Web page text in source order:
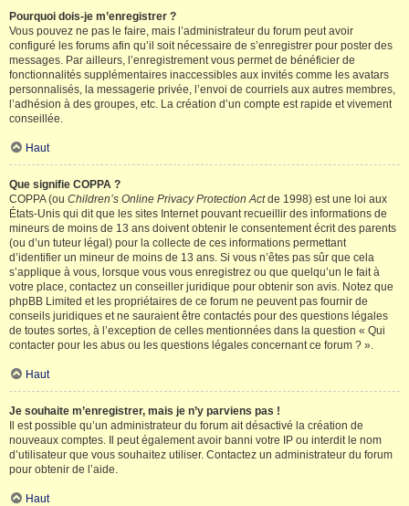
Pourquoi dois-je m’enregistrer ?
Vous pouvez ne pas le faire, mais l’administrateur du forum peut avoir
configuré les forums afin qu’il soit nécessaire de s’enregistrer pour poster des
messages. Par ailleurs, l’enregistrement vous permet de bénéficier de
fonctionnalités supplémentaires inaccessibles aux invités comme les avatars
personnalisés, la messagerie privée, l’envoi de courriels aux autres membres,
l’adhésion à des groupes, etc. La création d’un compte est rapide et vivement
conseillée.
Haut
Que signifie COPPA ?
COPPA (ou Children’s Online Privacy Protection Actde 1998) est une loi aux
États-Unis qui dit que les sites Internet pouvant recueillir des informations de
mineurs de moins de 13 ans doivent obtenir le consentement écrit des parents
(ou d’un tuteur légal) pour la collecte de ces informations permettant
d’identifier un mineur de moins de 13 ans. Si vous n’êtes pas sûr que cela
s’applique à vous, lorsque vous vous enregistrez ou que quelqu’un le fait à
votre place, contactez un conseiller juridique pour obtenir son avis. Notez que
phpBB Limited et les propriétaires de ce forum ne peuvent pas fournir de
conseils juridiques et ne sauraient être contactés pour des questions légales
de toutes sortes, à l’exception de celles mentionnées dans la question « Qui
contacter pour les abus ou les questions légales concernant ce forum ? ».
Haut
Je souhaite m’enregistrer, mais je n’y parviens pas !
Il est possible qu’un administrateur du forum ait désactivé la création de
nouveaux comptes. Il peut également avoir banni votre IP ou interdit le nom
d’utilisateur que vous souhaitez utiliser. Contactez un administrateur du forum
pour obtenir de l’aide.
Haut